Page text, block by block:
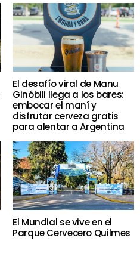
El desafío viral de Manu
Ginóbili llega a los bares:
embocar el maní y
disfrutar cerveza gratis
para alentar a Argentina
El Mundial se vive en el
Parque Cervecero Quilmes